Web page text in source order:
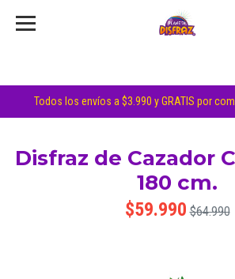
Todos los envíos a $3.990 y GRATIS por
Disfraz de Cazador
180 cm.
$59.990 $64.990